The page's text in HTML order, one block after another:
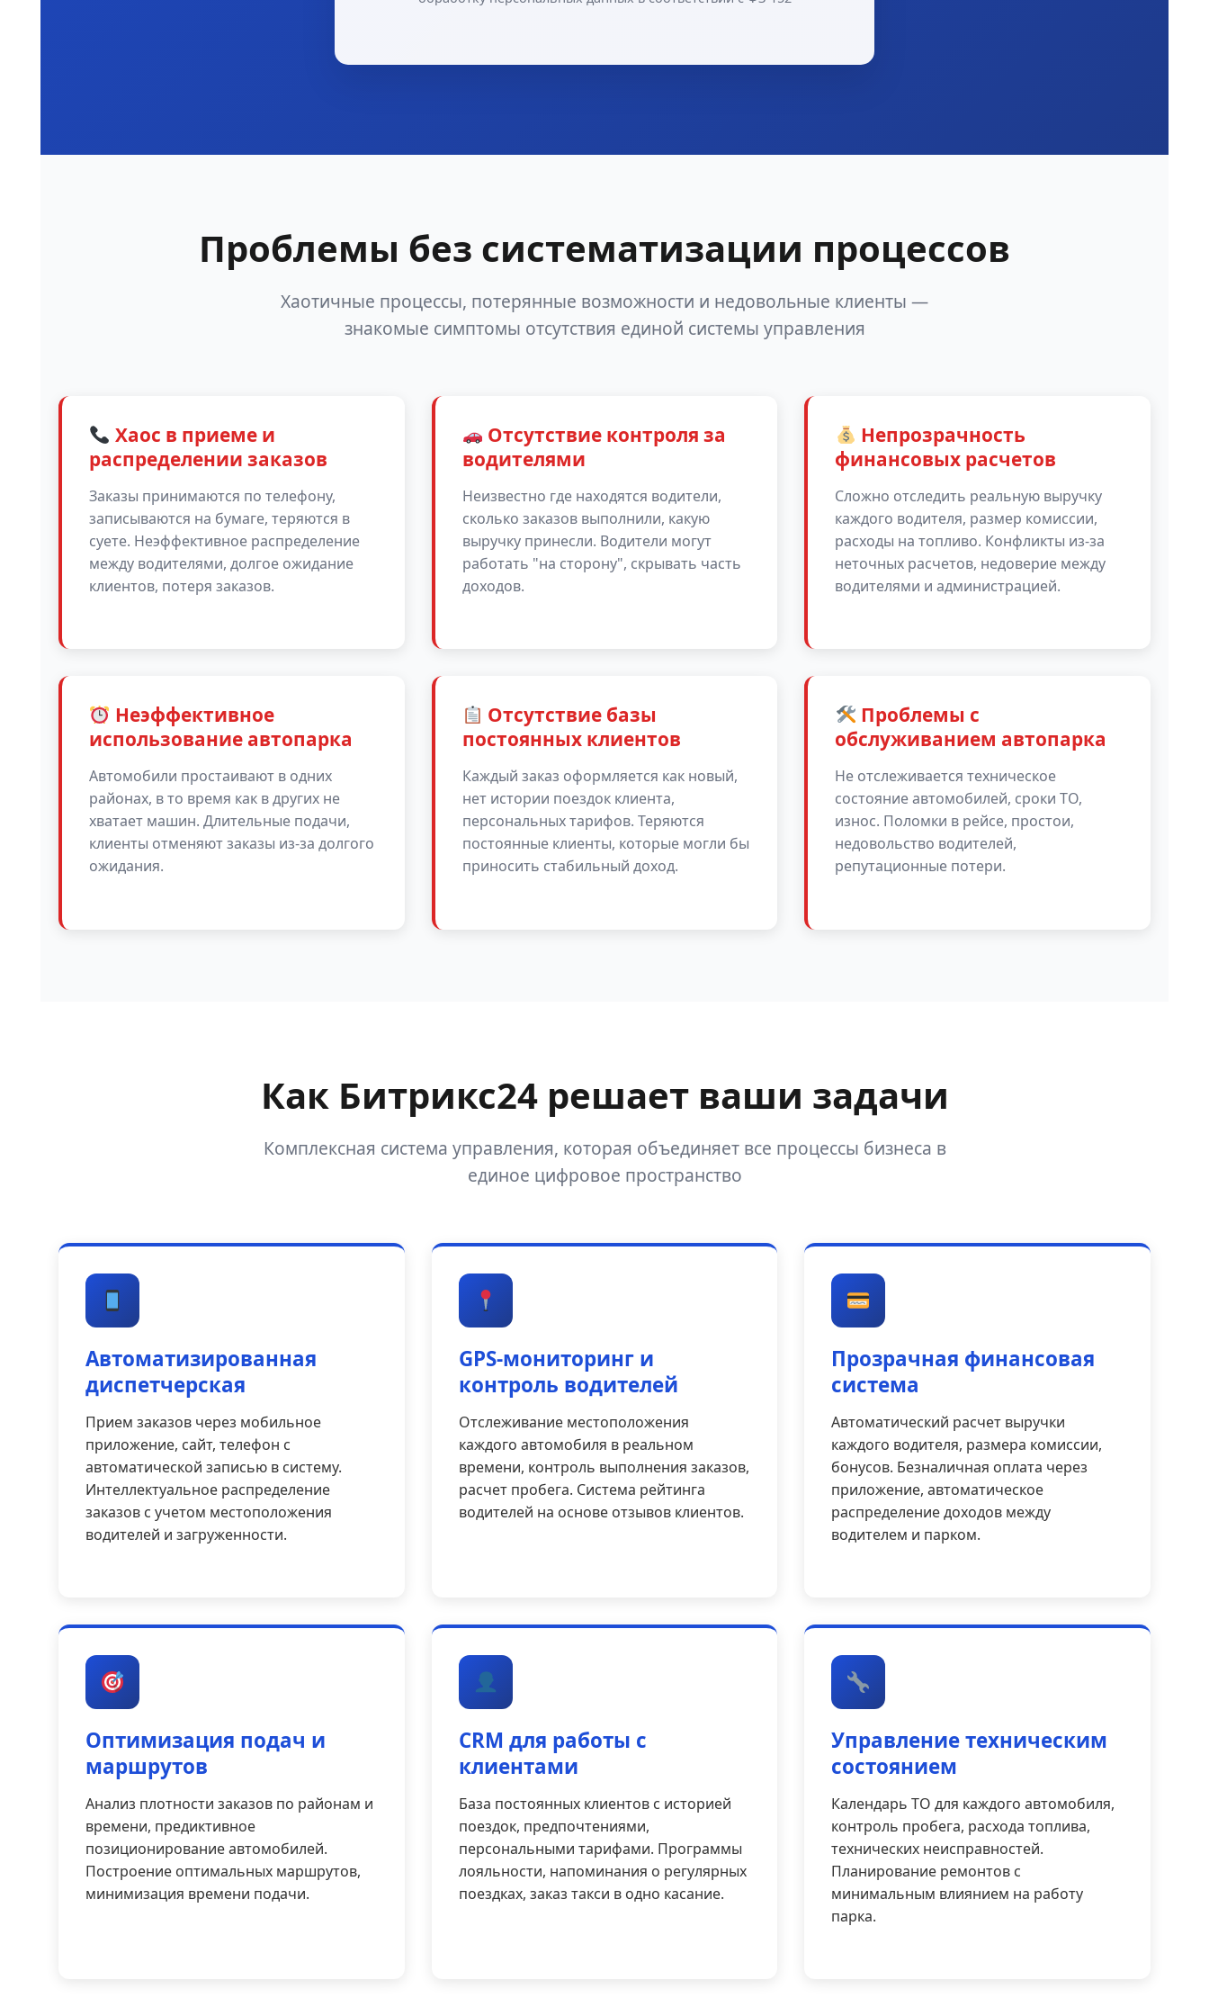
Проблемы без систематизации процессов
Хаотичные процессы, потерянные возможности и недовольные клиенты —
знакомые симптомы отсутствия единой системы управления
Хаос в приеме и
распределении заказов
Заказы принимаются по телефону,
записываются на бумаге, теряются в
суете. Неэффективное распределение
между водителями, долгое ожидание
клиентов, потеря заказов.
Отсутствие контроля за
водителями
Неизвестно где находятся водители,
сколько заказов выполнили, какую
выручку принесли. Водители могут
работать "на сторону", скрывать часть
доходов.
Непрозрачность
финансовых расчетов
Сложно отследить реальную выручку
каждого водителя, размер комиссии,
расходы на топливо. Конфликты из-за
неточных расчетов, недоверие между
водителями и администрацией.
Неэффективное
использование автопарка
Автомобили простаивают в одних
районах, в то время как в других не
хватает машин. Длительные подачи,
клиенты отменяют заказы из-за долгого
ожидания.
Отсутствие базы
постоянных клиентов
Каждый заказ оформляется как новый,
нет истории поездок клиента,
персональных тарифов. Теряются
постоянные клиенты, которые могли бы
приносить стабильный доход.
Проблемы с
обслуживанием автопарка
Не отслеживается техническое
состояние автомобилей, сроки ТО,
износ. Поломки в рейсе, простои,
недовольство водителей,
репутационные потери.
Как Битрикс24 решает ваши задачи
Комплексная система управления, которая объединяет все процессы бизнеса в
единое цифровое пространство
Автоматизированная
диспетчерская
Прием заказов через мобильное
приложение, сайт, телефон с
автоматической записью в систему.
Интеллектуальное распределение
заказов с учетом местоположения
водителей и загруженности.
GPS-мониторинг и
контроль водителей
Отслеживание местоположения
каждого автомобиля в реальном
времени, контроль выполнения заказов,
расчет пробега. Система рейтинга
водителей на основе отзывов клиентов.
Прозрачная финансовая
система
Автоматический расчет выручки
каждого водителя, размера комиссии,
бонусов. Безналичная оплата через
приложение, автоматическое
распределение доходов между
водителем и парком.
Оптимизация подач и
маршрутов
Анализ плотности заказов по районам и
времени, предиктивное
позиционирование автомобилей.
Построение оптимальных маршрутов,
минимизация времени подачи.
CRM для работы с
клиентами
База постоянных клиентов с историей
поездок, предпочтениями,
персональными тарифами. Программы
лояльности, напоминания о регулярных
поездках, заказ такси в одно касание.
Управление техническим
состоянием
Календарь ТО для каждого автомобиля,
контроль пробега, расхода топлива,
технических неисправностей.
Планирование ремонтов с
минимальным влиянием на работу
парка.